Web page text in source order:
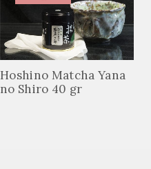
Hoshino Matcha Yana
no Shiro 40 gr